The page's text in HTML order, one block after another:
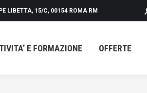
LIBETTA, 15/C, 00154 ROMA RM
E FORMAZIONE OFFERTE